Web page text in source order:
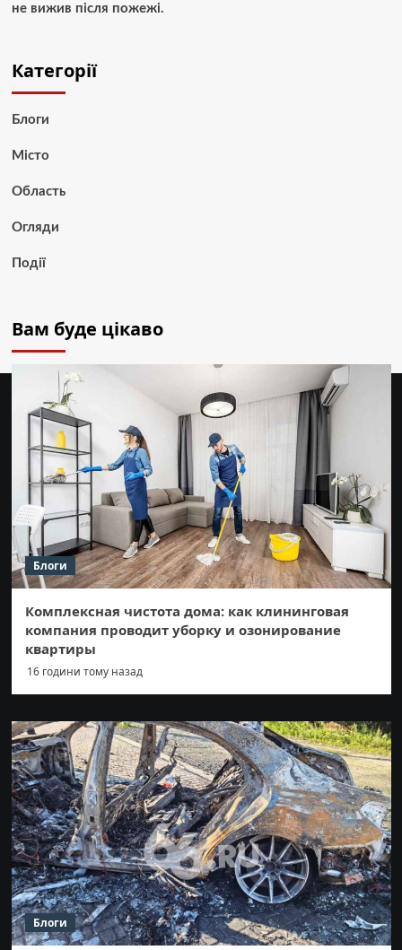
не вижив після пожежі.
Категорії
Блоги
Місто
Область
Огляди
Події
Вам буде цікаво
Блоги
Комплексная чистота дома: как клининговая
компания проводит уборку и озонирование
квартиры
16 години тому назад
Блоги